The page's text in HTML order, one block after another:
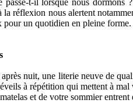
t-il lorsque nous
réflexion nous alertent
pour un quotidien en pleine forme.
nuit, une literie neuve de
à répétition qui mettent à
et de votre sommier entrent